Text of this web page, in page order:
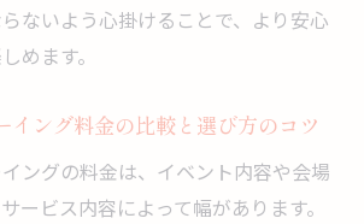
ないよう心掛けることで、より安心
めます。
イング料金の比較と選び方のコツ
ングの料金は、イベント内容や会場
ービス内容によって幅があります。